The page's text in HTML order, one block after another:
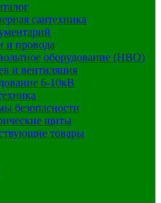
сантехника
и провода
оборудование (НВО)
и вентиляция
6-10кВ
безопасности
щиты
товары